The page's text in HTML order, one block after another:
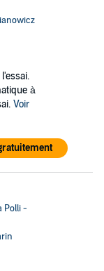
à
Voir
Polli -